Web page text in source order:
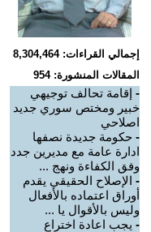
إجمالي القراءات: 8,304,464
المقالات المنشورة: 954
- إقامة تحالف توجيهي
خبير ومختص سوري جديد
اصلاحي
- حكومة جديدة نصفها
ادارة عامة مع مديرين جدد
وفق الكفاءة ونهج ...
- الإصلاح الحقيقي يقدم
أوراق اعتماده بالأفعال
وليس بالأقوال يا ...
- يجب اعادة اختراع